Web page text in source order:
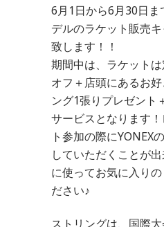
6月1日から6月30日ま
デルのラケット販売
致します！！
期間中は、ラケット
オフ＋店頭にあるお好
ング1張りプレゼント
サービスとなります
ト参加の際にYONEX
していただくことが
に使ってお気に入り
ださい♪
ストリングは、国際